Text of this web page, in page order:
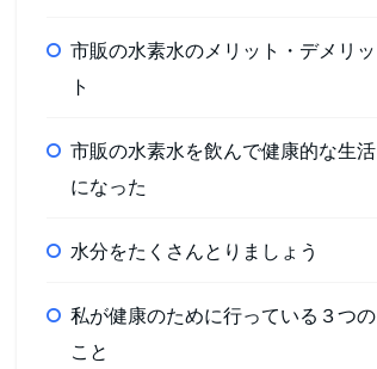
市販の水素水のメリット・デメリッ
ト
市販の水素水を飲んで健康的な生活
になった
水分をたくさんとりましょう
私が健康のために行っている３つの
こと